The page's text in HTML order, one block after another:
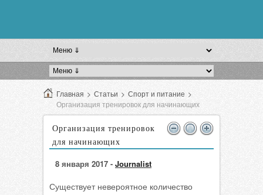
Главная > Статьи > Спорт и питание >
Организация тренировок для начинающих
Организация тренировок
для начинающих
8 января 2017 - Journalist
Существует невероятное количество